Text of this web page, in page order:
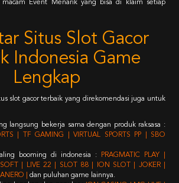
macam Event Menarik yang bisa di klaim setiap
Situs Slot Gacor
Indonesia Game
Lengkap
slot gacor terbaik yang direkomendasi juga untuk
langsung bekerja sama dengan produk raksasa :
| TF GAMING | VIRTUAL SPORTS PP | SBO
booming di indonesia :
PRAGMATIC PLAY |
| LIVE 22 | SLOT 88 | ION SLOT | JOKER |
|
dan puluhan game lainnya.